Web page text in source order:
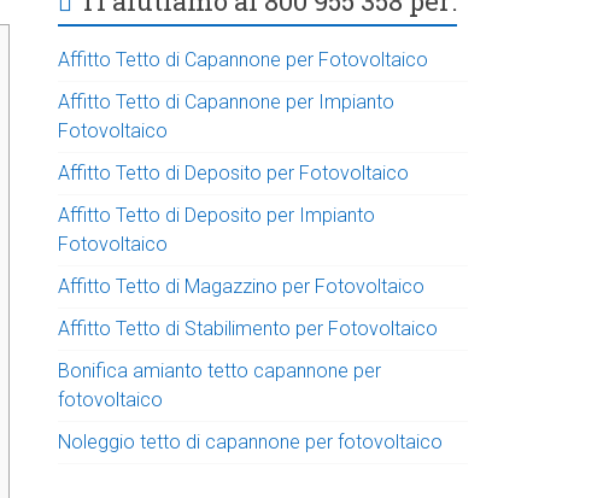
Affitto Tetto di Capannone per Fotovoltaico
Affitto Tetto di Capannone per Impianto
Fotovoltaico
Affitto Tetto di Deposito per Fotovoltaico
Affitto Tetto di Deposito per Impianto
Fotovoltaico
Affitto Tetto di Magazzino per Fotovoltaico
Affitto Tetto di Stabilimento per Fotovoltaico
Bonifica amianto tetto capannone per
fotovoltaico
Noleggio tetto di capannone per fotovoltaico